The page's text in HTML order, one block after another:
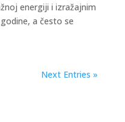
energiji i izražajnim
a često se
Next Entries »